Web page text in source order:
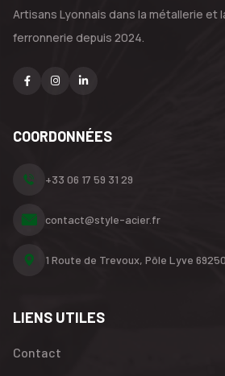
Artisans Lyonnais dans la métallerie et
ferronnerie depuis 2024.
COORDONNÉES
+33 06 17 59 31 29
contact@style-acier.fr
1 Route de Trevoux, Pôle Lyve
LIENS UTILES
Contact